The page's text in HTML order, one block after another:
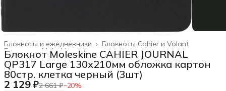
Блокноты Cahier и Volant
Блокноты и ежедневники ›
Moleskine ›
Главная ›
Блокнот Moleskine CAHIER JOURNAL
QP317 Large 130х210мм обложка картон
80стр. клетка черный (3шт)
2 129 ₽2 661 ₽−20%